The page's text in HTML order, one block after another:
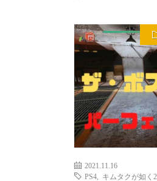
2021.11.16
PS4
キムタクが如く2